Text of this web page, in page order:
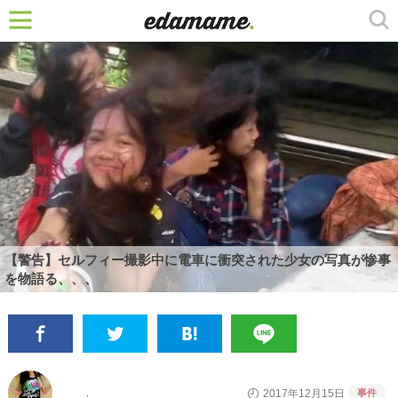
【警告】セルフィー撮影中に電車に衝突された少女の写真が惨事
を物語る、、、
2017年12月15日 事件